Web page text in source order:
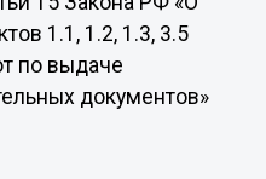
1.1, 1.2, 1.3, 3.5
по выдаче
документов»